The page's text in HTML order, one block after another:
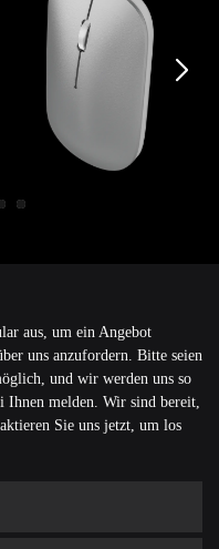
aus, um ein Angebot
uns anzufordern. Bitte seien
und wir werden uns so
melden. Wir sind bereit,
Sie uns jetzt, um los